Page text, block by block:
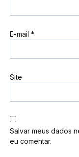
E-mail *
Site
Salvar meus dados
eu comentar.